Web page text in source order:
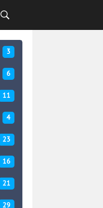
3
6
11
4
23
16
21
29